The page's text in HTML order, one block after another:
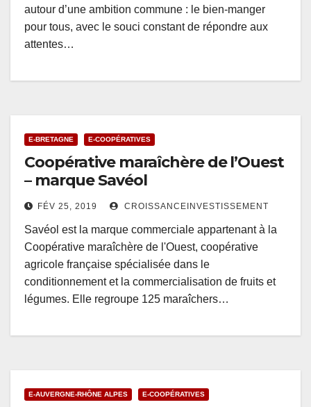
autour d’une ambition commune : le bien-manger
pour tous, avec le souci constant de répondre aux
attentes…
E-BRETAGNE E-COOPÉRATIVES
Coopérative maraîchère de l’Ouest
– marque Savéol
FÉV 25, 2019 CROISSANCEINVESTISSEMENT
Savéol est la marque commerciale appartenant à la
Coopérative maraîchère de l'Ouest, coopérative
agricole française spécialisée dans le
conditionnement et la commercialisation de fruits et
légumes. Elle regroupe 125 maraîchers…
E-AUVERGNE-RHÔNE ALPES E-COOPÉRATIVES